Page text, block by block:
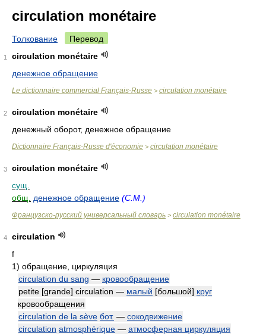
circulation monétaire
Толкование Перевод
1
circulation monétaire
денежное обращение
Le dictionnaire commercial Français-Russe > circulation monétaire
2
circulation monétaire
денежный оборот, денежное обращение
Dictionnaire Français-Russe d'économie > circulation monétaire
3
circulation monétaire
сущ.
общ.
денежное обращение (C.M.)
Французско-русский универсальный словарь > circulation monétaire
4
circulation
f
1) обращение, циркуляция
circulation du sang — кровообращение
petite [grande] circulation — малый [большой] круг
кровообращения
circulation de la sève бот. — сокодвижение
circulation atmosphérique — атмосферная циркуляция